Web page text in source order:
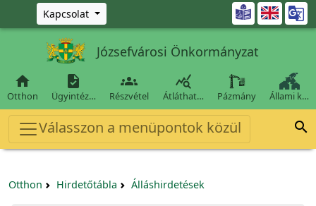
Ugrás a fő tartalomra
Kapcsolat 
Józsefvárosi Önkormányzat

Otthon

Ügyintéz…

Részvétel

Átláthat… Pázmány Állami k…
Válasszon a menüpontok közül 
Otthon Hirdetőtábla Álláshirdetések